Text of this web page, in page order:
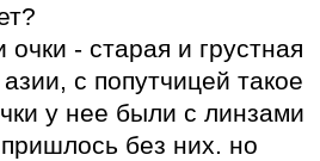
очки - старая и грустная
с попутчицей такое
у нее были с линзами
без них. но